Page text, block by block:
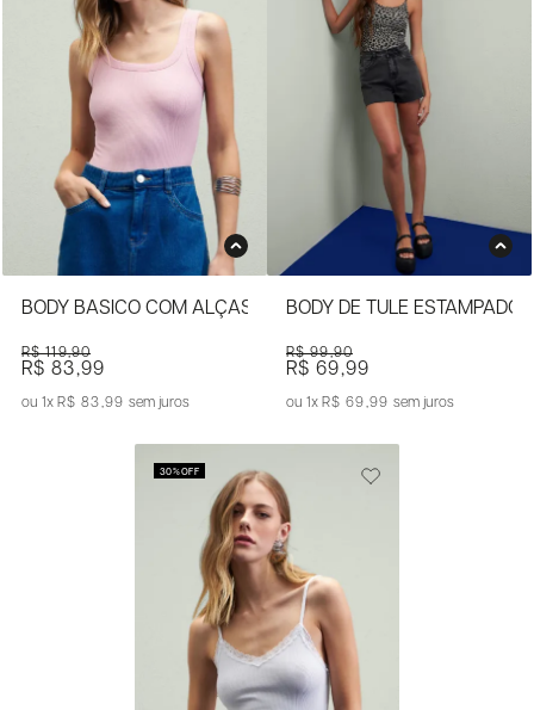
BODY BÁSICO COM ALÇAS LARGAS
R$ 119,90
R$ 83,99
1x R$ 83,99sem juros
BODY DE TULE ESTAMPADO
R$ 99,90
R$ 69,99
1x R$ 69,99sem juros
30%OFF